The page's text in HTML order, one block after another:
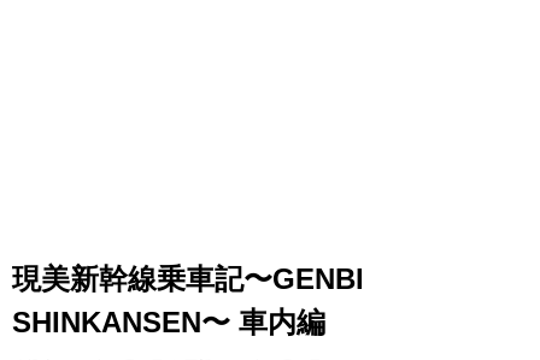
現美新幹線乗車記〜GENBI
SHINKANSEN〜 車内編